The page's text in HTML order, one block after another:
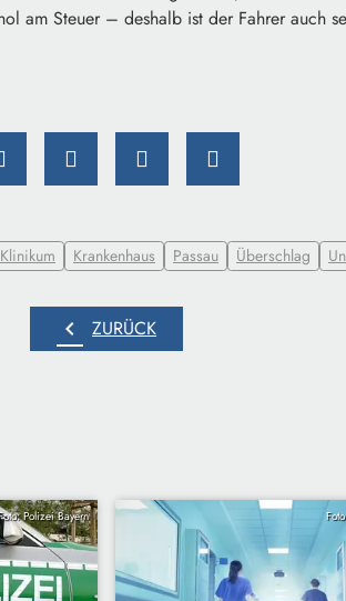
am Steuer – deshalb ist der Fahrer auch
Klinikum Krankenhaus Passau Überschlag
chevron_left ZURÜCK
Polizei Bayern